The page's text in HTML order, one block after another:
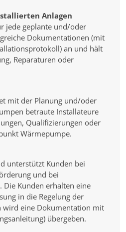
Anlagen
jede geplante und/oder
Dokumentationen (mit
an und hält
Reparaturen oder
mit der Planung und/oder
betraute Installateure
Qualifizierungen oder
Wärmepumpe.
unterstützt Kunden bei
und bei
Die Kunden erhalten eine
in die Regelung der
wird eine Dokumentation mit
übergeben.